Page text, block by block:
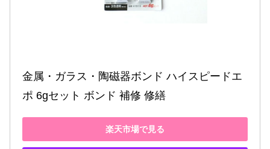
金属・ガラス・陶磁器ボンド ハイスピードエ
ポ 6gセット ボンド 補修 修繕
楽天市場で見る